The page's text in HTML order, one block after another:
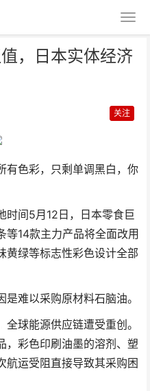
，日本实体经济
关注
色彩，只剩单调黑白，你
间5月12日，日本零食巨
等14款主力产品将全面改用
黄绿等标志性彩色设计全部
难以采购原材料石脑油。
球能源供应链遭受重创。
，彩色印刷油墨的溶剂、塑
航运受阻直接导致其采购困